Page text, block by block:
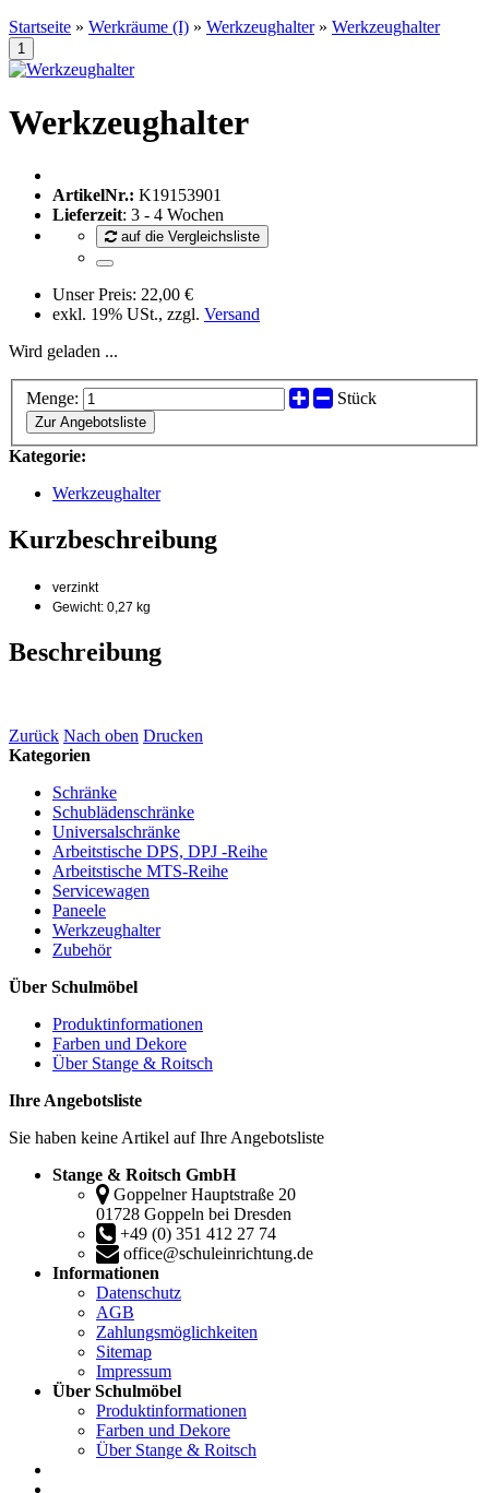
Startseite » Werkräume (I) » Werkzeughalter» Werkzeughalter
Werkzeughalter
ArtikelNr.: K19153901
Lieferzeit: 3 - 4 Wochen
auf die Vergleichsliste
Unser Preis: 22,00 €
exkl. 19% USt., zzgl. Versand
Wird geladen ...
Menge: Stück
Zur Angebotsliste
Kategorie:
Werkzeughalter
Kurzbeschreibung
verzinkt
Gewicht: 0,27 kg
Beschreibung
Zurück Nach oben Drucken
Kategorien
Schränke
Schublädenschränke
Universalschränke
Arbeitstische DPS, DPJ -Reihe
Arbeitstische MTS-Reihe
Servicewagen
Paneele
Werkzeughalter
Zubehör
Über Schulmöbel
Produktinformationen
Farben und Dekore
Über Stange & Roitsch
Ihre Angebotsliste
Sie haben keine Artikel auf Ihre Angebotsliste
Stange & Roitsch GmbH
Goppelner Hauptstraße 20
01728 Goppeln bei Dresden
+49 (0) 351 412 27 74
office@schuleinrichtung.de
Informationen
Datenschutz
AGB
Zahlungsmöglichkeiten
Sitemap
Impressum
Über Schulmöbel
Produktinformationen
Farben und Dekore
Über Stange & Roitsch